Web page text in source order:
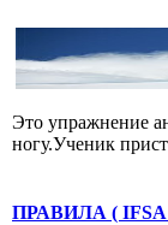
Это упражнение
ногу.Ученик
ПРАВИЛА ( IFSA )